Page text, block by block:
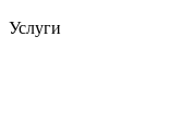
Услуги